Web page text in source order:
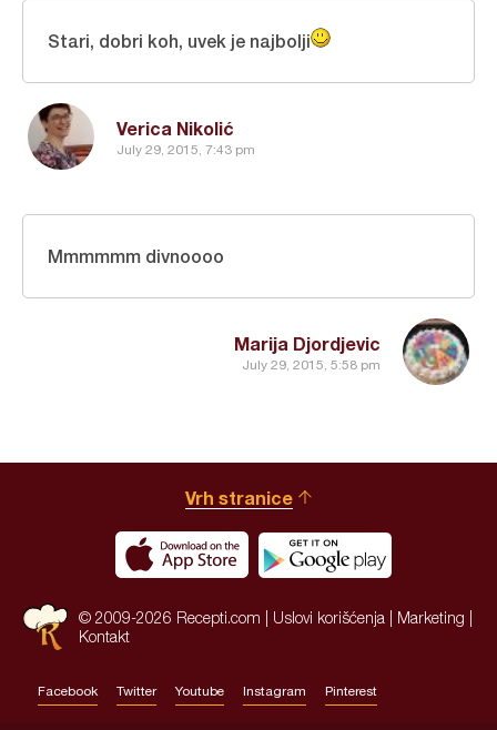
Verica Nikolić
July 29, 2015, 7:43 pm
Stari, dobri koh, uvek je najbolji
Marija Djordjevic
July 29, 2015, 5:58 pm
Mmmmmm divnoooo
Vrh stranice
© 2009-2026 Recepti.com | Uslovi korišćenja| Marketing
Kontakt
Facebook Twitter Youtube Instagram Pinterest